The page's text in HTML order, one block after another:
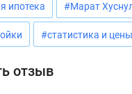
ипотека #Марат
#статистика и цены
отзыв